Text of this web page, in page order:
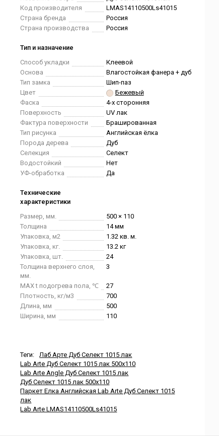
Код производителя
LMAS14110500Ls41015
Страна бренда
Россия
Страна производства
Россия
Тип и назначение
Способ укладки
Клеевой
Основа
Влагостойкая фанера + дуб
Тип замка
Шип-паз
Цвет
Бежевый
Фаска
4-х сторонняя
Поверхность
UV лак
Фактура поверхности
Брашированная
Тип рисунка
Английская ёлка
Порода дерева
Дуб
Селекция
Селект
Водостойкий
Нет
УФ-обработка
Да
Технические
характеристики
Размер, мм.
500 × 110
Толщина
14 мм
Упаковка, м2
1.32 кв. м.
Упаковка, кг.
13.2 кг
Упаковка, шт.
24
Толщина верхнего слоя,
мм.
3
MAX t подогрева пола, ℃
27
Плотность, кг/м3
700
Длина, мм
500
Ширина, мм
110
Теги:
Лаб Арте Дуб Селект 1015 лак
Lab Arte Дуб Селект 1015 лак 500x110
Lab Arte Angle Дуб Селект 1015 лак
Дуб Селект 1015 лак 500x110
Паркет Елка Английская Lab Arte Дуб Селект 1015
лак
Lab Arte LMAS14110500Ls41015